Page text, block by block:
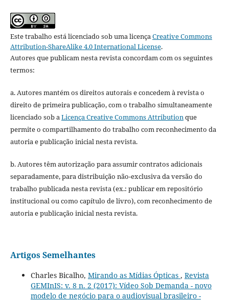
Este trabalho está licenciado sob uma licençaCreative Commons
Attribution-ShareAlike 4.0 International License.
Autores que publicam nesta revista concordam com os seguintes
termos:
a. Autores mantém os direitos autorais e concedem à revista o
direito de primeira publicação, com o trabalho simultaneamente
licenciado sob aLicença Creative Commons Attributionque
permite o compartilhamento do trabalho com reconhecimento da
autoria e publicação inicial nesta revista.
b. Autores têm autorização para assumir contratos adicionais
separadamente, para distribuição não-exclusiva da versão do
trabalho publicada nesta revista (ex.: publicar em repositório
institucional ou como capítulo de livro), com reconhecimento de
autoria e publicação inicial nesta revista.
Artigos Semelhantes
Charles Bicalho, Mirando as Mídias Ópticas , Revista
GEMInIS: v. 8 n. 2 (2017): Vídeo Sob Demanda - novo
modelo de negócio para o audiovisual brasileiro -